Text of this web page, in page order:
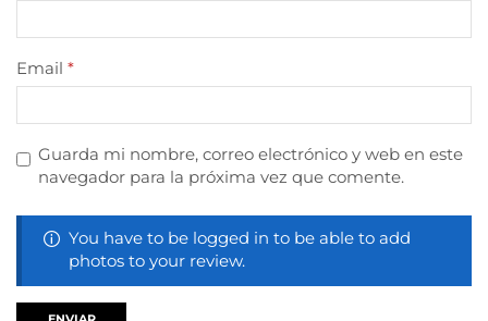
Email *
Guarda mi nombre, correo electrónico y web en este
navegador para la próxima vez que comente.
You have to be logged in to be able to add
photos to your review.